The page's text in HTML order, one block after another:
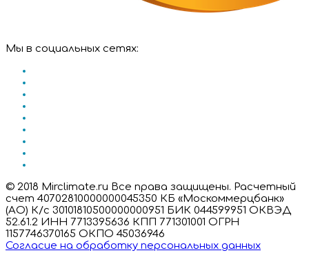
Мы в социальных сетях:
© 2018 Mirclimate.ru Все права защищены. Расчетный
счет 40702810000000045350 КБ «Москоммерцбанк»
(АО) К/с 30101810500000000951 БИК 044599951 ОКВЭД
52.61.2 ИНН 7713395636 КПП 771301001 ОГРН
1157746370165 ОКПО 45036946
Согласие на обработку персональных данных